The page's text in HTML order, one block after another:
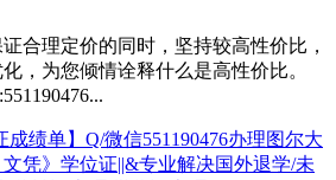
合理定价的同时，坚持较高性价比，
，为您倾情诠释什么是高性价比。